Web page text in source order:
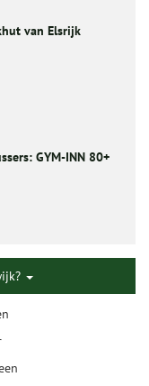
van Elsrijk
GYM-INN 80+